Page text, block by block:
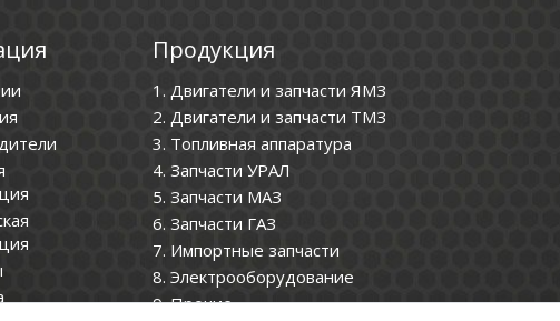
Продукция
1. Двигатели и запчасти ЯМЗ
2. Двигатели и запчасти ТМЗ
3. Топливная аппаратура
4. Запчасти УРАЛ
5. Запчасти МАЗ
6. Запчасти ГАЗ
7. Импортные запчасти
8. Электрооборудование
9. Прочие